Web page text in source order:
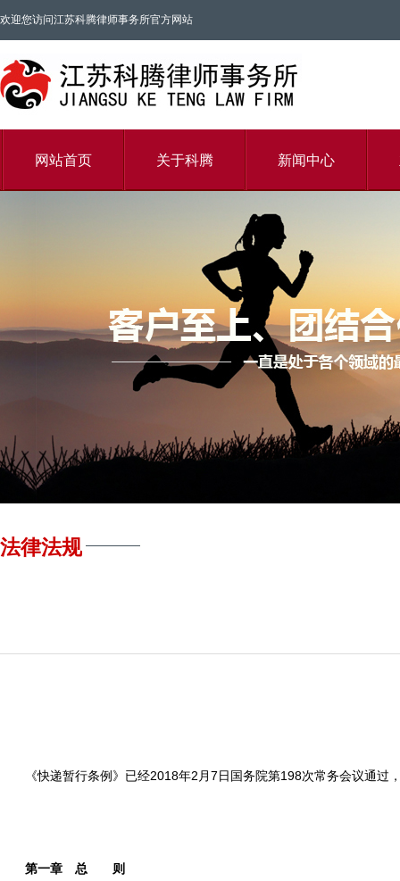
欢迎您访问江苏科腾律师事务所官方网站
网站首页 关于科腾 新闻中心
法律法规
《快递暂行条例》已经2018年2月7日国务院第198次常务会议通过
第一章 总 则